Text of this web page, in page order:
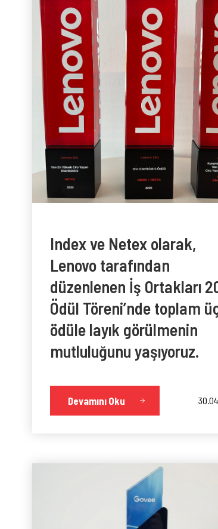
Index ve Netex olarak,
Lenovo tarafından
düzenlenen İş Ortakları
Ödül Töreni’nde toplam
ödüle layık görülmenin
mutluluğunu yaşıyoruz.
Devamını Oku